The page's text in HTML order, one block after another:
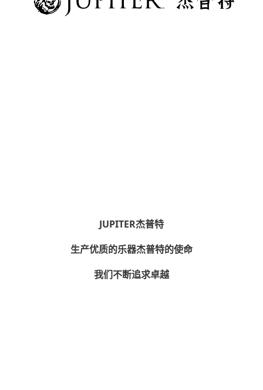
JUPITER杰普特
生产优质的乐器杰普特的使命
我们不断追求卓越